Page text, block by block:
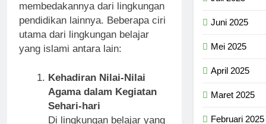
membedakannya dari lingkungan
pendidikan lainnya. Beberapa ciri
utama dari lingkungan belajar
yang islami antara lain:
Kehadiran Nilai-Nilai
Agama dalam Kegiatan
Sehari-hari
Di lingkungan belajar yang
Juni 2025
Mei 2025
April 2025
Maret 2025
Februari 2025